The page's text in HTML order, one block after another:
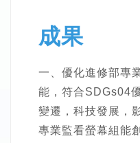
成果
一、優化進修部專
能，符合SDGs04
變遷，科技發展，
專業監看螢幕組能